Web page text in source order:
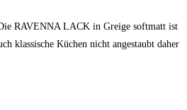
RAVENNA LACK in Greige softmatt ist
klassische Küchen nicht angestaubt daher